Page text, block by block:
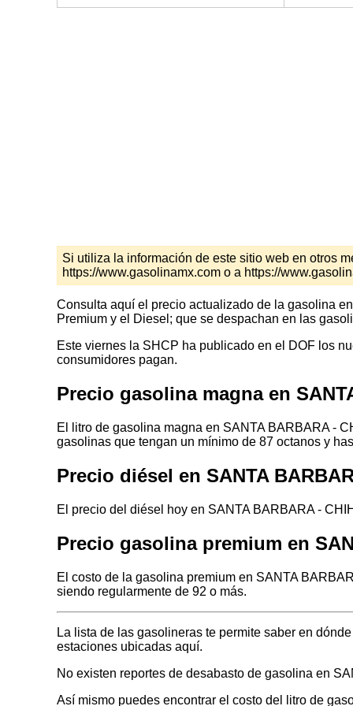
Si utiliza la información de este sitio web en otros
https://www.gasolinamx.com o a https://
Consulta aquí el precio actualizado de la gasolina
Premium y el Diesel; que se despachan en las
Este viernes la SHCP ha publicado en el DOF los
consumidores pagan.
Precio gasolina magna en
El litro de gasolina magna en SANTA BARBARA -
gasolinas que tengan un mínimo de 87 octanos y
Precio diésel en SANTA
El precio del diésel hoy en SANTA BARBARA -
Precio gasolina premium en
El costo de la gasolina premium en SANTA
siendo regularmente de 92 o más.
La lista de las gasolineras te permite saber en
estaciones ubicadas aquí.
No existen reportes de desabasto de gasolina en
Así mismo puedes encontrar el costo del litro de